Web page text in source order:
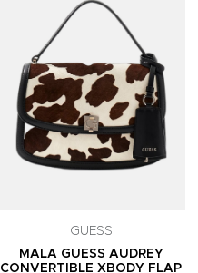
GUESS
MALA GUESS AUDREY
CONVERTIBLE XBODY FLAP